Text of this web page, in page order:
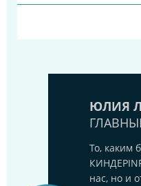
ЮЛИЯ
То, каким
нас, но и